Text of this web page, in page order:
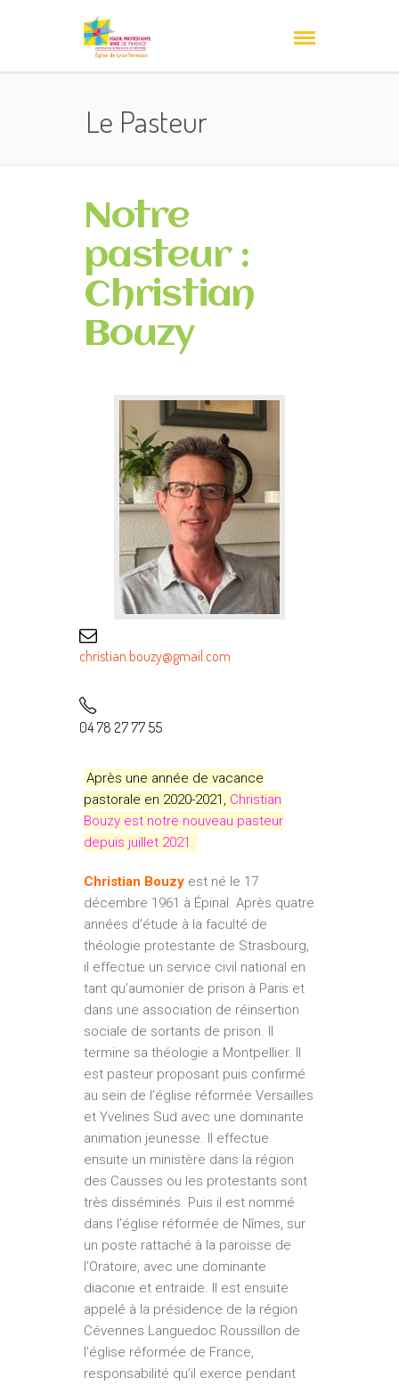
Le Pasteur
Notre
pasteur :
Christian
Bouzy
christian.bouzy@gmail.com
04 78 27 77 55
Après une année de vacance
pastorale en 2020-2021, Christian
Bouzy est notre nouveau pasteur
depuis juillet 2021.
Christian Bouzy est né le 17
décembre 1961 à Épinal. Après quatre
années d’étude à la faculté de
théologie protestante de Strasbourg,
il effectue un service civil national en
tant qu’aumonier de prison à Paris et
dans une association de réinsertion
sociale de sortants de prison. Il
termine sa théologie a Montpellier. Il
est pasteur proposant puis confirmé
au sein de l’église réformée Versailles
et Yvelines Sud avec une dominante
animation jeunesse. Il effectue
ensuite un ministère dans la région
des Causses ou les protestants sont
très disséminés. Puis il est nommé
dans l’église réformée de Nîmes, sur
un poste rattaché à la paroisse de
l’Oratoire, avec une dominante
diaconie et entraide. Il est ensuite
appelé à la présidence de la région
Cévennes Languedoc Roussillon de
l’église réformée de France,
responsabilité qu’il exerce pendant